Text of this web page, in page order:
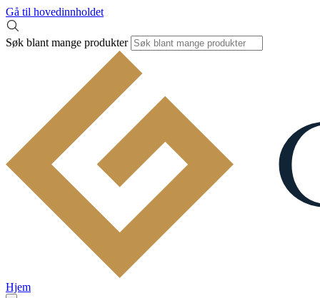
Gå til hovedinnholdet
Søk blant mange produkter
Hjem